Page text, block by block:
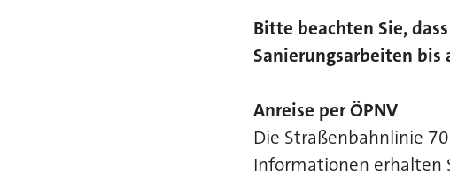
Bitte beachten Sie,
Sanierungsarbeiten bis
Anreise per ÖPNV
Die Straßenbahnlinie
Informationen erhalten